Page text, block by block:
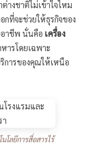
างชาติไม่เข้าใจไหม
ที่จะช่วยให้ธุรกิจของ
อาชีพ นั่นคือ เครื่อง
ารโดยเฉพาะ
การของคุณให้เหนือ
โลยีการสื่อสารไร้